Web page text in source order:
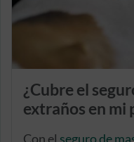
¿Cubre el
extraños en mi
Con el seguro de